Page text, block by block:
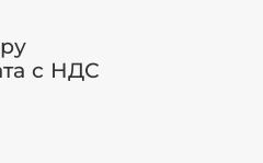
с НДС